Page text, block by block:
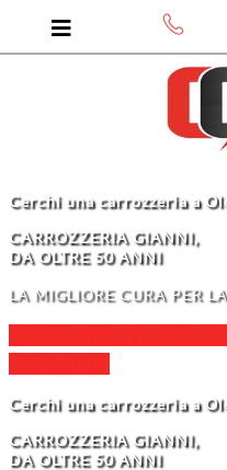
Cerchi una carrozzeria a
CARROZZERIA GIANNI,
DA OLTRE 50 ANNI
LA MIGLIORE CURA PER
Cerchi una carrozzeria a
CARROZZERIA GIANNI,
DA OLTRE 50 ANNI